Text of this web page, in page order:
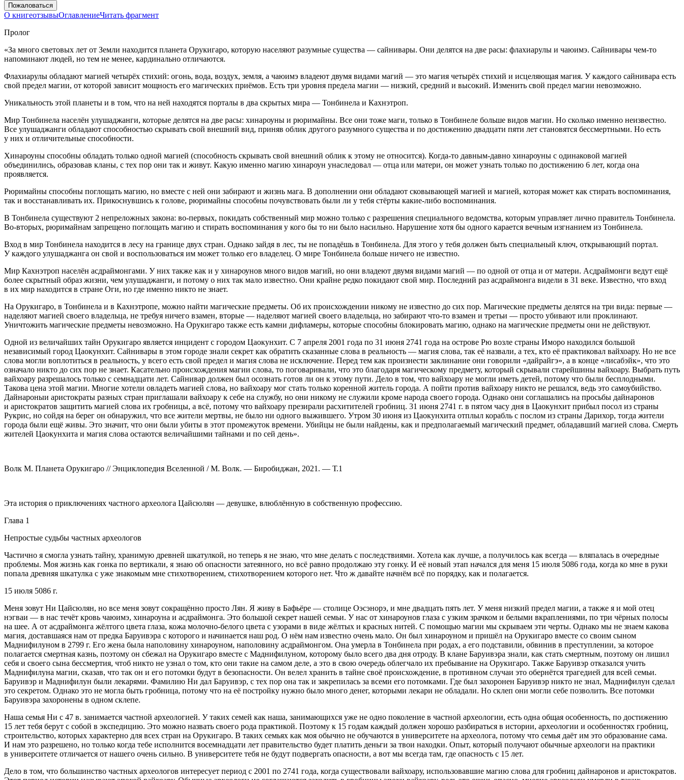
Пожаловаться
О книгеотзывыОглавлениеЧитать фрагмент
Пролог
«За много световых лет от Земли находится планета Орукигаро, которую населяют разумные существа — сайнивары. Они делятся на две расы: флахиарулы и чаюимэ. Сайнивары чем-то
напоминают людей, но тем не менее, кардинально отличаются.
Флахиарулы обладают магией четырёх стихий: огонь, вода, воздух, земля, а чаюимэ владеют двумя видами магий — это магия четырёх стихий и исцеляющая магия. У каждого сайнивара есть
свой предел магии, от которой зависит мощность его магических приёмов. Есть три уровня предела магии — низкий, средний и высокий. Изменить свой предел магии невозможно.
Уникальность этой планеты и в том, что на ней находятся порталы в два скрытых мира — Тонбинела и Кахнэтроп.
Мир Тонбинела населён улушаджанги, которые делятся на две расы: хинароуны и рюримайны. Все они тоже маги, только в Тонбинеле больше видов магии. Но сколько именно неизвестно.
Все улушаджанги обладают способностью скрывать свой внешний вид, приняв облик другого разумного существа и по достижению двадцати пяти лет становятся бессмертными. Но есть
у них и отличительные способности.
Хинароуны способны обладать только одной магией (способность скрывать свой внешний облик к этому не относится). Когда-то давным-давно хинароуны с одинаковой магией
объединились, образовав кланы, с тех пор они так и живут. Какую именно магию хинароун унаследовал — отца или матери, он может узнать только по достижению 6 лет, когда она
проявляется.
Рюримайны способны поглощать магию, но вместе с ней они забирают и жизнь мага. В дополнении они обладают сковывающей магией и магией, которая может как стирать воспоминания,
так и восстанавливать их. Прикоснувшись к голове, рюримайны способны почувствовать были ли у тебя стёрты какие-либо воспоминания.
В Тонбинела существуют 2 непреложных закона: во-первых, покидать собственный мир можно только с разрешения специального ведомства, которым управляет лично правитель Тонбинела.
Во-вторых, рюримайнам запрещено поглощать магию и стирать воспоминания у кого бы то ни было насильно. Нарушение хотя бы одного карается вечным изгнанием из Тонбинела.
Вход в мир Тонбинела находится в лесу на границе двух стран. Однако зайдя в лес, ты не попадёшь в Тонбинела. Для этого у тебя должен быть специальный ключ, открывающий портал.
У каждого улушаджанга он свой и воспользоваться им может только его владелец. О мире Тонбинела больше ничего не известно.
Мир Кахнэтроп населён асдраймонгами. У них также как и у хинароунов много видов магий, но они владеют двумя видами магий — по одной от отца и от матери. Асдраймонги ведут ещё
более скрытный образ жизни, чем улушаджанги, и потому о них так мало известно. Они крайне редко покидают свой мир. Последний раз асдраймонга видели в 31 веке. Известно, что вход
в их мир находится в стране Оги, но где именно никто не знает.
На Орукигаро, в Тонбинела и в Кахнэтропе, можно найти магические предметы. Об их происхождении никому не известно до сих пор. Магические предметы делятся на три вида: первые —
наделяют магией своего владельца, не требуя ничего взамен, вторые — наделяют магией своего владельца, но забирают что-то взамен и третьи — просто убивают или проклинают.
Уничтожить магические предметы невозможно. На Орукигаро также есть камни дифламеры, которые способны блокировать магию, однако на магические предметы они не действуют.
Одной из величайших тайн Орукигаро является инцидент с городом Цаокунхит. С 7 апреля 2001 года по 31 июня 2741 года на острове Рю возле страны Иморо находился большой
независимый город Цаокунхит. Сайнивары в этом городе знали секрет как обратить сказанные слова в реальность — магия слова, так её назвали, а тех, кто её практиковал вайхоару. Но не все
слова могли воплотиться в реальность, у всего есть свой предел и магия слова не исключение. Перед тем как произнести заклинание они говорили «дайрайгэ», а в конце «лисабэйк», что это
означало никто до сих пор не знает. Касательно происхождения магии слова, то поговаривали, что это благодаря магическому предмету, который скрывали старейшины вайхоару. Выбрать путь
вайхоару разрешалось только с семнадцати лет. Сайнивар должен был осознать готов ли он к этому пути. Дело в том, что вайхоару не могли иметь детей, потому что были бесплодными.
Такова цена этой магии. Многие хотели овладеть магией слова, но вайхоару мог стать только коренной житель города. А пойти против вайхоару никто не решался, ведь это самоубийство.
Дайнароныи аристократы разных стран приглашали вайхоару к себе на службу, но они никому не служили кроме народа своего города. Однако они соглашались на просьбы дайнаронов
и аристократов защитить магией слова их гробницы, а всё, потому что вайхоару презирали расхитителей гробниц. 31 июня 2741 г. в пятом часу дня в Цаокунхит прибыл посол из страны
Рукрис, но сойдя на берег он обнаружил, что все жители мертвы, не было ни одного выжившего. Утром 30 июня из Цаокунхита отплыл корабль с послом из страны Дарихор, тогда жители
города были ещё живы. Это значит, что они были убиты в этот промежуток времени. Убийцы не были найдены, как и предполагаемый магический предмет, обладавший магией слова. Смерть
жителей Цаокунхита и магия слова остаются величайшими тайнами и по сей день».
Волк М. Планета Орукигаро // Энциклопедия Вселенной / М. Волк. — Биробиджан, 2021. — Т.1
Эта история о приключениях частного археолога Цайсюлян — девушке, влюблённую в собственную профессию.
Глава 1
Непростые судьбы частных археологов
Частично я смогла узнать тайну, хранимую древней шкатулкой, но теперь я не знаю, что мне делать с последствиями. Хотела как лучше, а получилось как всегда — вляпалась в очередные
проблемы. Моя жизнь как гонка по вертикали, я знаю об опасности затеянного, но всё равно продолжаю эту гонку. И её новый этап начался для меня 15 июля 5086 года, когда ко мне в руки
попала древняя шкатулка с уже знакомым мне стихотворением, стихотворением которого нет. Что ж давайте начнём всё по порядку, как и полагается.
15 июля 5086 г.
Меня зовут Ни Цайсюлян, но все меня зовут сокращённо просто Лян. Я живу в Бафьёре — столице Оэсэнорэ, и мне двадцать пять лет. У меня низкий предел магии, а также я и мой отец
нэгваи — в нас течёт кровь чаюимэ, хинароуна и асдраймонга. Это большой секрет нашей семьи. У нас от хинароунов глаза с узким зрачком и белыми вкраплениями, по три чёрных полосы
на шее. А от асдраймонга жёлтого цвета глаза, кожа молочно-белого цвета с узорами в виде жёлтых и красных нитей. С помощью магии мы скрываем эти черты. Однако мы не знаем какова
магия, доставшаяся нам от предка Баруивэра с которого и начинается наш род. О нём нам известно очень мало. Он был хинароуном и пришёл на Орукигаро вместе со своим сыном
Маднифилуном в 2799 г. Его жена была наполовину хинароуном, наполовину асдраймонгом. Она умерла в Тонбинела при родах, а его подставили, обвинив в преступлении, за которое
полагается смертная казнь, поэтому он сбежал на Орукигаро вместе с Маднифилуном, которому было всего два дня отроду. В клане Баруивэра знали, как стать смертным, поэтому он лишил
себя и своего сына бессмертия, чтоб никто не узнал о том, кто они такие на самом деле, а это в свою очередь облегчало их пребывание на Орукигаро. Также Баруивэр отказался учить
Маднифилуна магии, сказав, что так он и его потомки будут в безопасности. Он велел хранить в тайне своё происхождение, в противном случаи это обернётся трагедией для всей семьи.
Баруивэр и Маднифилун были лекарями. Фамилию Ни дал Баруивэр, с тех пор она так и закрепилась за всеми его потомками. Где был захоронен Баруивэр никто не знал, Маднифилун сделал
это секретом. Однако это не могла быть гробница, потому что на её постройку нужно было много денег, которыми лекари не обладали. Но склеп они могли себе позволить. Все потомки
Баруивэра захоронены в одном склепе.
Наша семья Ни с 47 в. занимается частной археологией. У таких семей как наша, занимающихся уже не одно поколение в частной археологии, есть одна общая особенность, по достижению
15 лет тебя берут с собой в экспедицию. Это можно назвать своего рода практикой. Поэтому к 15 годам каждый должен хорошо разбираться в истории, археологии и особенностях гробниц,
строительство, которых характерно для всех стран на Орукигаро. В таких семьях как моя обычно не обучаются в университете на археолога, потому что семья даёт им это образование сама.
И нам это разрешено, но только когда тебе исполнится восемнадцати лет правительство будет платить деньги за твои находки. Опыт, который получают обычные археологи на практики
в университете отличается от нашего очень сильно. В университете тебя не будут подвергать опасности, а вот мы всегда там, где опасность с 15 лет.
Дело в том, что большинство частных археологов интересует период с 2001 по 2741 года, когда существовали вайхоару, использовавшие магию слова для гробниц дайнаронов и аристократов.